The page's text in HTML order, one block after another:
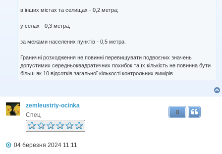
в інших містах та селищах - 0,2 метра;
у селах - 0,3 метра;
за межами населених пунктів - 0,5 метра.
Граничні розходження не повинні перевищувати подвоєних значень
допустимих середньоквадратичних похибок та їх кількість не повинна бути
більш як 10 відсотків загальної кількості контрольних вимірів.
zemleustriy-ocinka
Спец
0
П
04 березня 2024 11:11